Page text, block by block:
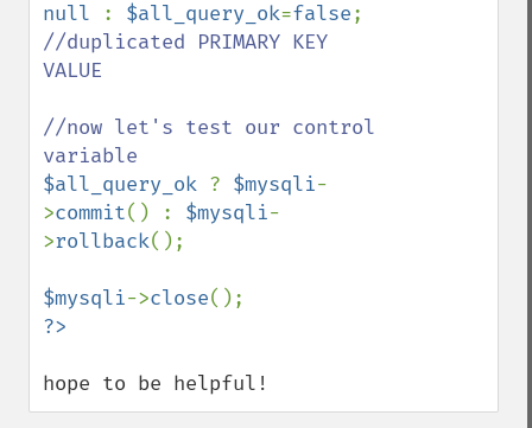
null
: $all_query_ok=false
//duplicated PRIMARY KEY
VALUE
//now let's test our control
$all_query_ok ? $mysqli-
>commit() : $mysqli-
>rollback();
$mysqli->close
hope to be helpful!